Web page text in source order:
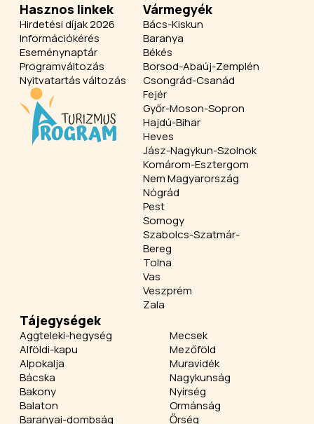
Hasznos linkek
Hirdetési díjak 2026
Információkérés
Eseménynaptár
Programváltozás
Nyitvatartás változás
Vármegyék
Bács-Kiskun
Baranya
Békés
Borsod-Abaúj-Zemplén
Csongrád-Csanád
Fejér
Győr-Moson-Sopron
Hajdú-Bihar
Heves
Jász-Nagykun-Szolnok
Komárom-Esztergom
Nem Magyarország
Nógrád
Pest
Somogy
Szabolcs-Szatmár-
Bereg
Tolna
Vas
Veszprém
Zala
Tájegységek
Aggteleki-hegység
Alföldi-kapu
Alpokalja
Bácska
Bakony
Balaton
Baranyai-dombság
Mecsek
Mezőföld
Muravidék
Nagykunság
Nyírség
Ormánság
Őrség